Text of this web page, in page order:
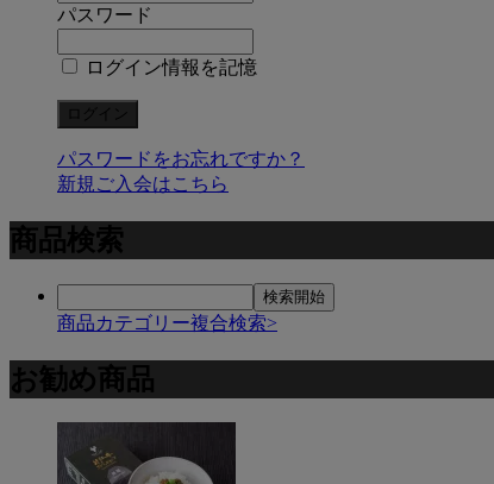
パスワード
ログイン情報を記憶
パスワードをお忘れですか？
新規ご入会はこちら
商品検索
商品カテゴリー複合検索>
お勧め商品